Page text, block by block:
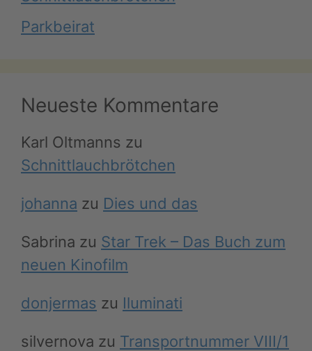
Parkbeirat
Neueste Kommentare
Karl Oltmanns zu
Schnittlauchbrötchen
johanna zu Dies und das
Sabrina zu Star Trek – Das Buch zum
neuen Kinofilm
donjermas zu Iluminati
silvernova zu Transportnummer VIII/1